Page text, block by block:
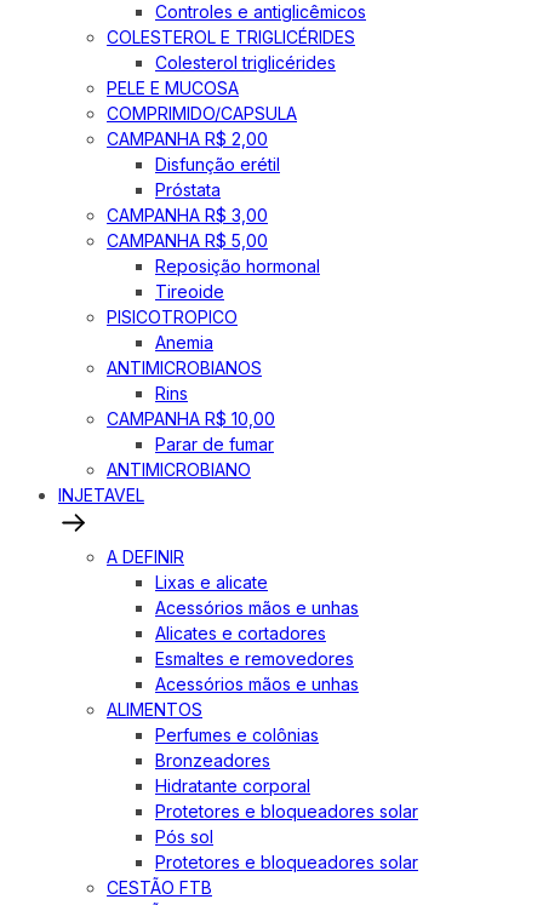
Controles e antiglicêmicos
COLESTEROL E TRIGLICÉRIDES
Colesterol triglicérides
PELE E MUCOSA
COMPRIMIDO/CAPSULA
CAMPANHA R$ 2,00
Disfunção erétil
Próstata
CAMPANHA R$ 3,00
CAMPANHA R$ 5,00
Reposição hormonal
Tireoide
PISICOTROPICO
Anemia
ANTIMICROBIANOS
Rins
CAMPANHA R$ 10,00
Parar de fumar
ANTIMICROBIANO
INJETAVEL
A DEFINIR
Lixas e alicate
Acessórios mãos e unhas
Alicates e cortadores
Esmaltes e removedores
Acessórios mãos e unhas
ALIMENTOS
Perfumes e colônias
Bronzeadores
Hidratante corporal
Protetores e bloqueadores solar
Pós sol
Protetores e bloqueadores solar
CESTÃO FTB